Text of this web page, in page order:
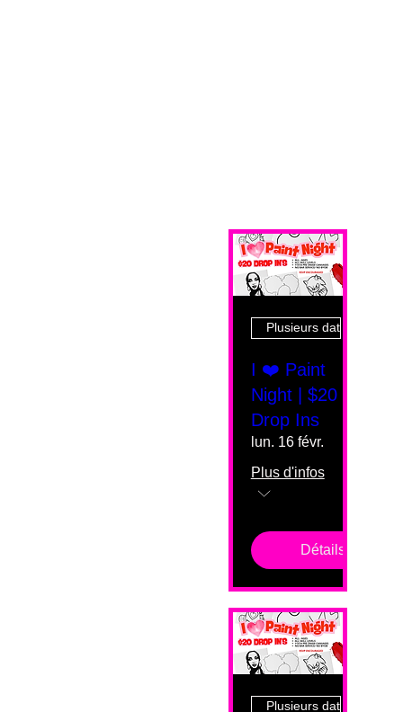
Plusieurs dates
I ❤️ Paint
Night | $20
Drop Ins
lun. 16 févr.
Plus d'infos
Détails
Plusieurs dates